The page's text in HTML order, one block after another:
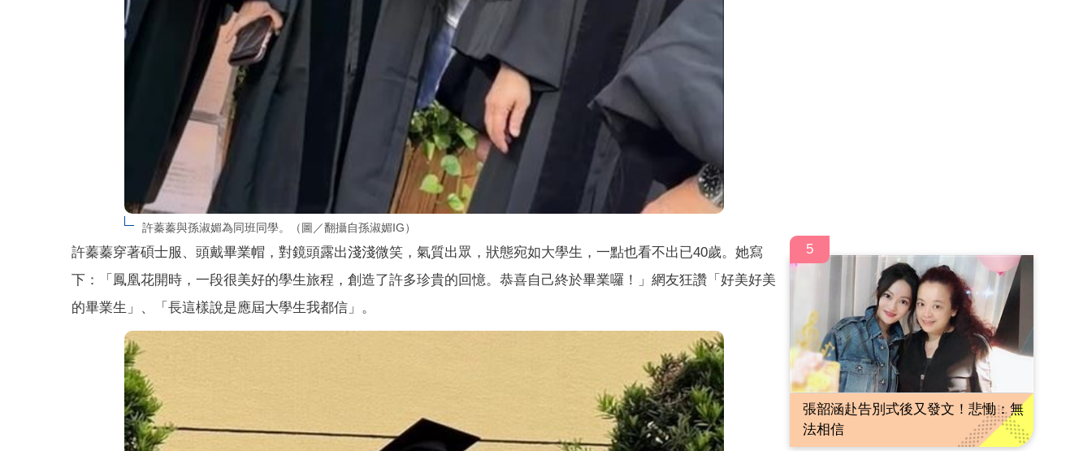
許蓁蓁與孫淑媚為同班同學。（圖／翻攝自孫淑媚IG）
許蓁蓁穿著碩士服、頭戴畢業帽，對鏡頭露出淺淺微笑，氣質出眾，狀態宛如大學生，一點也看不出已40歲。她寫
下：「鳳凰花開時，一段很美好的學生旅程，創造了許多珍貴的回憶。恭喜自己終於畢業囉！」網友狂讚「好美好美
的畢業生」、「長這樣說是應屆大學生我都信」。
5
張韶涵赴告別式後又發文！悲慟：無
法相信